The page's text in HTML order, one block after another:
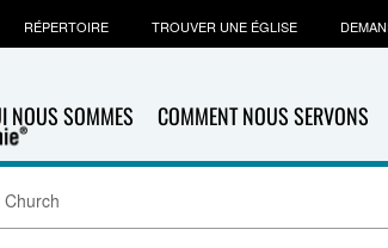
NOUS SOMMES COMMENT NOUS SERVONS
RÉPERTOIRE TROUVER UNE ÉGLISE